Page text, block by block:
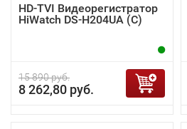
HD-TVI Видеорегистратор
HiWatch DS-H204UA (С)
15 890 руб.
8 262,80 руб.